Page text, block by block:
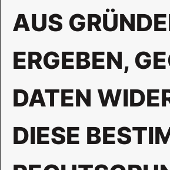
AUS
ERGEBEN,
DATEN
DIESE